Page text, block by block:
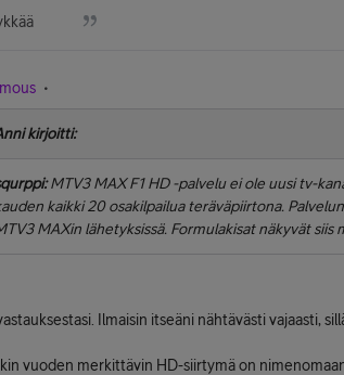
kirjoitti:
MTV3 MAX F1 HD -palvelu ei ole uusi tv-
kaikki 20 osakilpailua teräväpiirtona.
MAXin lähetyksissä. Formulakisat näkyvät siis
Ilmaisin itseäni nähtävästi vajaasti,
vuoden merkittävin HD-siirtymä on